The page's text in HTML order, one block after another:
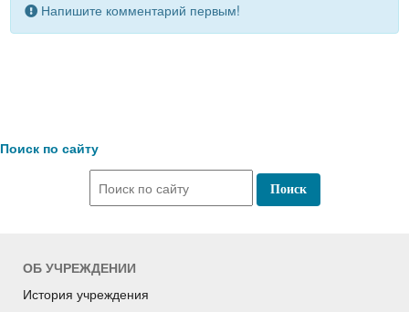
Напишите комментарий первым!
Поиск по сайту
ОБ УЧРЕЖДЕНИИ
История учреждения